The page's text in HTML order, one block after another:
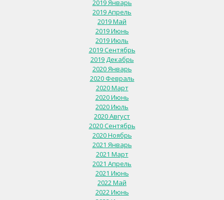
2019 Январь
2019 Апрель
2019 Май
2019 Июнь
2019 Июль
2019 Сентябрь
2019 Декабрь
2020 Январь
2020 Февраль
2020 Март
2020 Июнь
2020 Июль
2020 Август
2020 Сентябрь
2020 Ноябрь
2021 Январь
2021 Март
2021 Апрель
2021 Июнь
2022 Май
2022 Июнь